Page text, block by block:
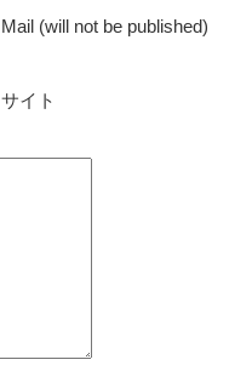
Mail (will not be published)
サイト